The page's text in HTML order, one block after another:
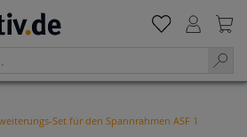
Set für den Spannrahmen ASF 1